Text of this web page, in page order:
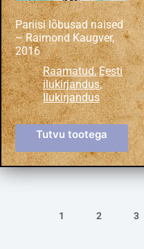
Pariisi lõbusad naised
– Raimond Kaugver,
2016
Raamatud,Eesti
ilukirjandus,
Ilukirjandus
Tutvu tootega
1 2 3